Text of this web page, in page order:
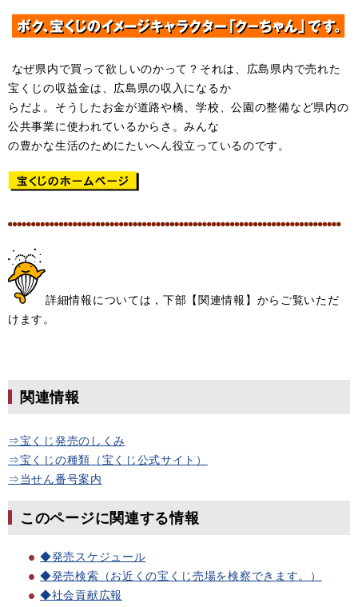
なぜ県内で買って欲しいのかって？それは、広島県内で売れた
宝くじの収益金は、広島県の収入になるか
らだよ。そうしたお金が道路や橋、学校、公園の整備など県内の
公共事業に使われているからさ。みんな
の豊かな生活のためにたいへん役立っているのです。
詳細情報については，下部【関連情報】からご覧いただ
けます。
関連情報
⇒宝くじ発売のしくみ
⇒宝くじの種類（宝くじ公式サイト）
⇒当せん番号案内
このページに関連する情報
◆発売スケジュール
◆発売検索（お近くの宝くじ売場を検察できます。）
◆社会貢献広報